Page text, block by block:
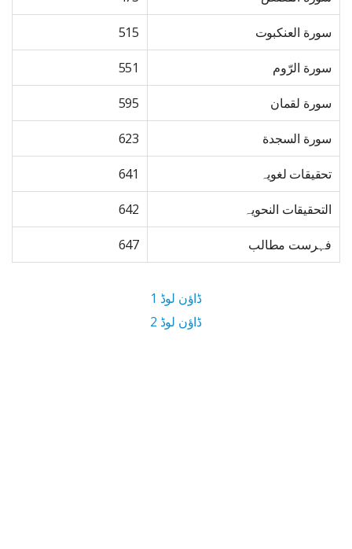
سورة العنكبوت 515
سورة الرّوم 551
سورة لقمان 595
سورة السجدة 623
تحقیقات لغویہ 641
التحقیقات النحویہ 642
فہرست مطالب 647
ڈاؤن لوڈ 1
ڈاؤن لوڈ 2